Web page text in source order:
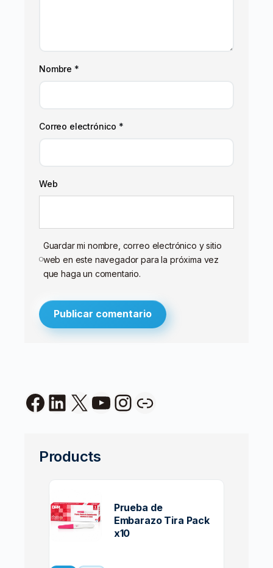
Nombre *
Correo electrónico *
Web
Guardar mi nombre, correo electrónico y sitio
web en este navegador para la próxima vez
que haga un comentario.
Facebook LinkedIn X YouTube Instagram Link
Products
Prueba de
Embarazo Tira Pack
x10